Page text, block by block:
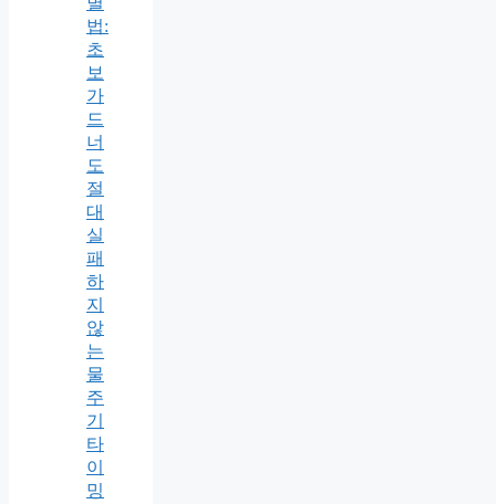
법:
초
보
가
드
너
도
절
대
실
패
하
지
않
는
물
주
기
타
이
밍